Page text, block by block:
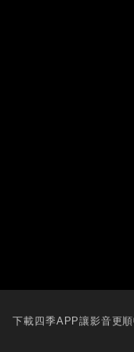
下載四季APP讓影音更